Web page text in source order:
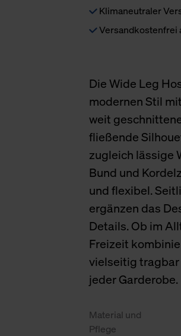
Klimaneutraler
Versandkostenfrei
Die Wide Leg
modernen Stil
weit
fließende
zugleich lässige
Bund und
und flexibel.
ergänzen das
Details. Ob im
Freizeit
vielseitig
jeder Garderobe.
Material und
Pflege